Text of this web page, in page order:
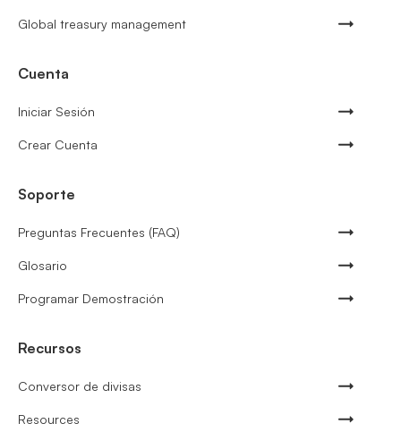
Global treasury management
Cuenta
Iniciar Sesión
Crear Cuenta
Soporte
Preguntas Frecuentes (FAQ)
Glosario
Programar Demostración
Recursos
Conversor de divisas
Resources